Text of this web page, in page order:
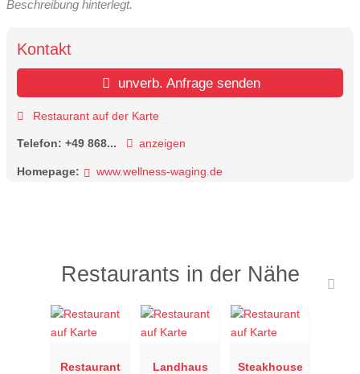
Beschreibung hinterlegt.
Kontakt
unverb. Anfrage senden
Restaurant auf der Karte
Telefon: +49 868... anzeigen
Homepage: www.wellness-waging.de
Restaurants in der Nähe
Restaurant
Landhaus
Steakhouse